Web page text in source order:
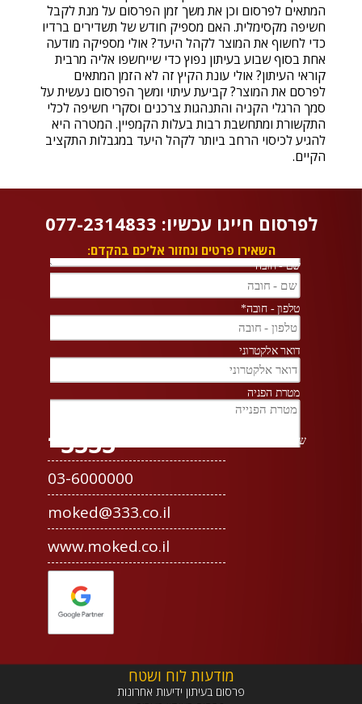
המתאים לפרסום וכן את משך זמן הפרסום על מנת לקבל
חשיפה מקסימלית. האם מספיק חודש של תשדירים ברדיו
כדי לחשוף את המוצר לקהל היעד? אולי מספיקה מודעה
אחת בסוף שבוע בעיתון נפוץ כדי שייחשפו אליה מרבית
קוראי העיתון? אולי עונת הקיץ זה לא הזמן המתאים
לפרסם את המוצר? קביעת עיתוי ומשך הפרסום נעשית על
סמך הרגלי הקניה והתנהגות צרכנים וסקרי חשיפה לכלי
התקשורת ומתחשבת רבות בעלות הקמפיין. המטרה היא
להגיע לכיסוי הרחב ביותר לקהל היעד במגבלות התקציב
הקיים.
לפרסום חייגו עכשיו: 077-2314833
השאירו פרטים ונחזור אליכם בהקדם:
3333*
03-6000000
moked@333.co.il
www.moked.co.il
מודעות לוח ושטח
פרסום בעיתון ידיעות אחרונות